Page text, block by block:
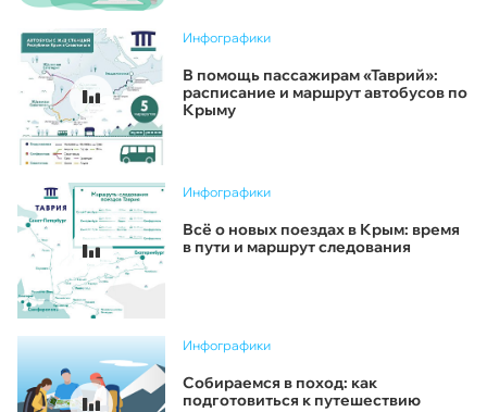
Инфографики
В помощь пассажирам «Таврий»:
расписание и маршрут автобусов по
Крыму
Инфографики
Всё о новых поездах в Крым: время
в пути и маршрут следования
Инфографики
Собираемся в поход: как
подготовиться к путешествию